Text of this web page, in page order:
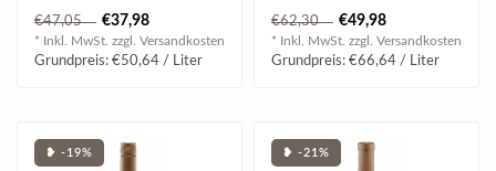
reifem Pfirsich und
Ananas erkennen...
€47,05 €37,98
* Inkl. MwSt. zzgl. Versandkosten
Grundpreis: €50,64 / Liter
Hauch von hellen
Blütennoten und dez..
€62,30 €49,98
* Inkl. MwSt. zzgl. Versandkosten
Grundpreis: €66,64 / Liter
❥ -19% ❥ -21%